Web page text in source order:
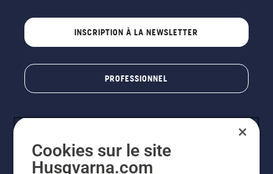
INSCRIPTION À LA NEWSLETTER
PROFESSIONNEL
Cookies sur le site
Husqvarna.com